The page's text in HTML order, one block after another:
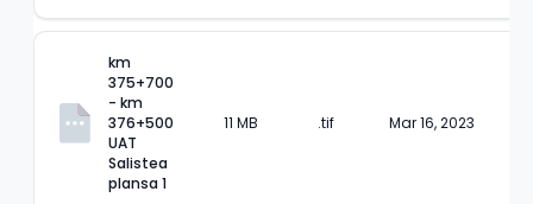
km
375+700
- km
376+500
UAT
Salistea
plansa 1
11 MB .tif Mar 16, 2023